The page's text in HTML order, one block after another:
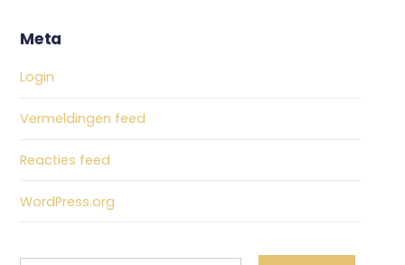
Meta
Login
Vermeldingen feed
Reacties feed
WordPress.org